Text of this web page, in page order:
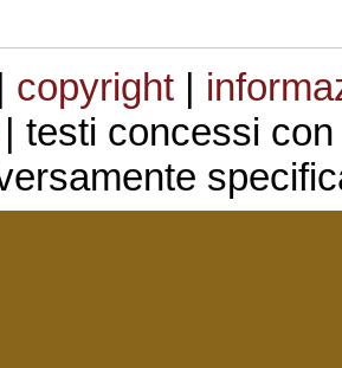
| copyright|
testi concessi